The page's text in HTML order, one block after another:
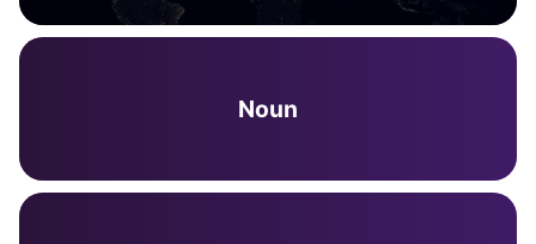
Noun